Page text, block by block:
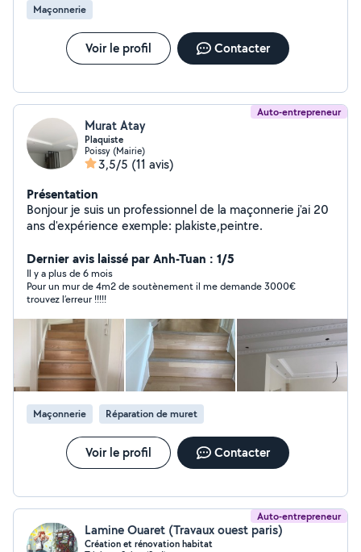
Maçonnerie
Voir le profil Contacter
Auto-entrepreneur
Murat Atay
Plaquiste
Poissy (Mairie)
3,5/5 (11 avis)
Présentation
Bonjour je suis un professionnel de la maçonnerie j'ai 20
ans d'expérience exemple: plakiste,peintre.
Dernier avis laissé par Anh-Tuan : 1/5
Il y a plus de 6 mois
Pour un mur de 4m2 de soutènement il me demande 3000€
trouvez l’erreur !!!!!
Maçonnerie Réparation de muret
Voir le profil Contacter
Auto-entrepreneur
Lamine Ouaret (Travaux ouest paris)
Création et rénovation habitat